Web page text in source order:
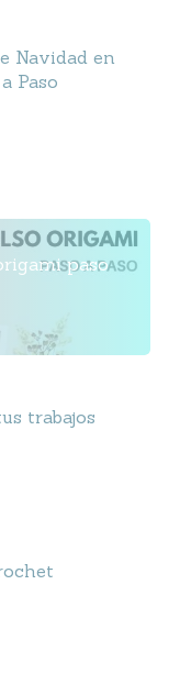
Navidad en
Paso
paso
trabajos